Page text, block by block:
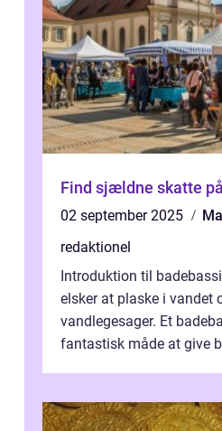
Find sjældne skatte
02 september 2025
redaktionel
Introduktion til
elsker at plaske i vandet
vandlegesager. Et
fantastisk måde at give